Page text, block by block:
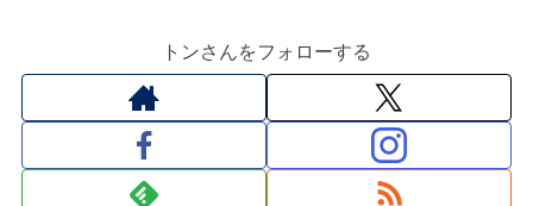
トンさんをフォローする